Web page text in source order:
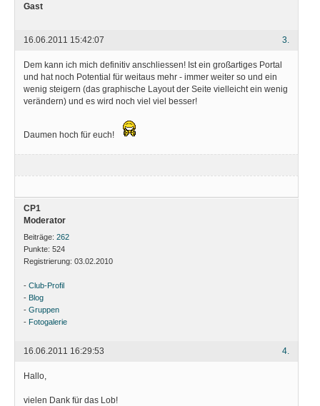
Gast
3.
16.06.2011 15:42:07
Dem kann ich mich definitiv anschliessen! Ist ein großartiges Portal
und hat noch Potential für weitaus mehr - immer weiter so und ein
wenig steigern (das graphische Layout der Seite vielleicht ein wenig
verändern) und es wird noch viel viel besser!
Daumen hoch für euch!
CP1
Moderator
Beiträge: 262
Punkte: 524
Registrierung: 03.02.2010
- Club-Profil
- Blog
- Gruppen
- Fotogalerie
4.
16.06.2011 16:29:53
Hallo,
vielen Dank für das Lob!